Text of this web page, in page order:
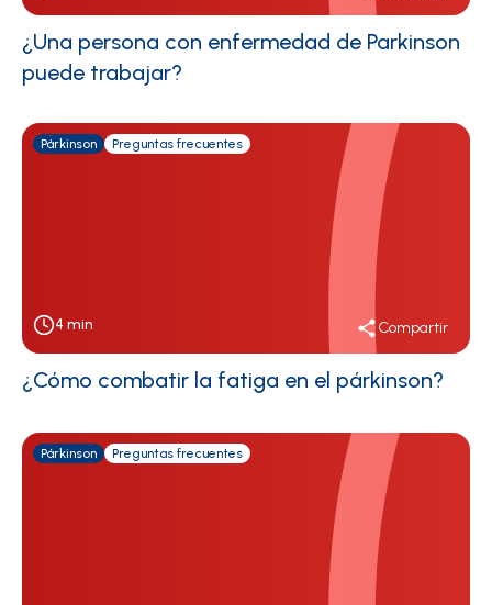
¿Una persona con enfermedad de Parkinson
puede trabajar?
Párkinson Preguntas frecuentes
4 min Compartir
¿Cómo combatir la fatiga en el párkinson?
Párkinson Preguntas frecuentes